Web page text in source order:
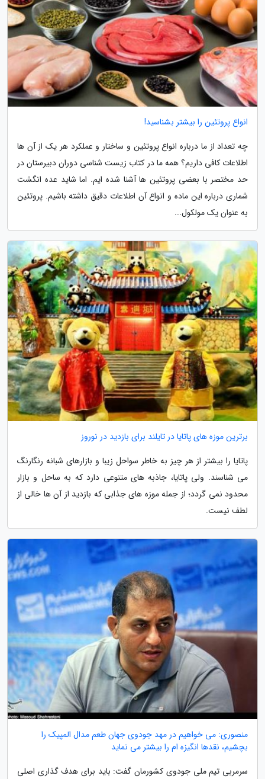
انواع پروتئین را بیشتر بشناسید!
چه تعداد از ما درباره انواع پروتئین و ساختار و عملکرد هر یک از آن ها
اطلاعات کافی داریم؟ همه ما در کتاب زیست شناسی دوران دبیرستان در
حد مختصر با بعضی پروتئین ها آشنا شده ایم. اما شاید عده انگشت
شماری درباره این ماده و انواع آن اطلاعات دقیق داشته باشیم. پروتئین
به عنوان یک مولکول...
برترین موزه های پاتایا در تایلند برای بازدید در نوروز
پاتایا را بیشتر از هر چیز به خاطر سواحل زیبا و بازارهای شبانه رنگارنگ
می شناسند. ولی پاتایا، جاذبه های متنوعی دارد که به ساحل و بازار
محدود نمی گردد؛ از جمله موزه های جذابی که بازدید از آن ها خالی از
لطف نیست.
منصوری: می خواهیم در مهد جودوی جهان طعم مدال المپیک را
بچشیم، نقدها انگیزه ام را بیشتر می نماید
سرمربی تیم ملی جودوی کشورمان گفت: باید برای هدف گذاری اصلی